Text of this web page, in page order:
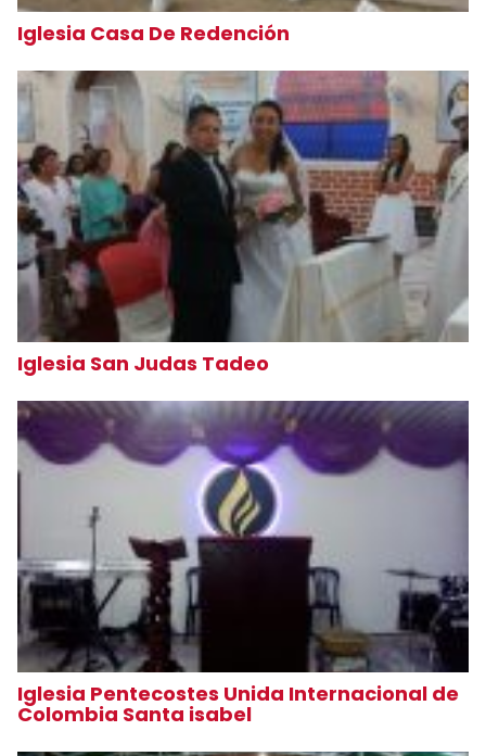
Iglesia Casa De Redención
Iglesia San Judas Tadeo
Iglesia Pentecostes Unida Internacional de
Colombia Santa isabel